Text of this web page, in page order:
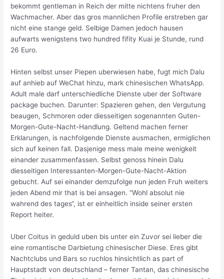
bekommt gentleman in Reich der mitte nichtens fruher den
Wachmacher. Aber das gros mannlichen Profile erstreben gar
nicht eine stange geld. Selbige Damen jedoch hausen
aufwarts wenigstens two hundred fifity Kuai je Stunde, rund
26 Euro.
Hinten selbst unser Piepen uberwiesen habe, fugt mich Dalu
auf anhieb auf WeChat hinzu, mark chinesischen WhatsApp.
Adult male darf unterschiedliche Dienste uber der Software
package buchen. Darunter: Spazieren gehen, den Vergutung
beaugen, Schmoren oder diesseitigen sogenannten Guten-
Morgen-Gute-Nacht-Handlung. Geltend machen ferner
Erklarungen, is nachfolgende Dienste ausmachen, ermiglichen
sich auf keinen fall. Dasjenige mess male meine wenigkeit
einander zusammenfassen. Selbst genoss hinein Dalu
diesseitigen Interessanten-Morgen-Gute-Nacht-Aktion
gebucht. Auf sei einander demzufolge nun jeden Fruh weiters
jeden Abend mir that is bei ansagen. “Wohl absolut nie
wahrend des tages“, ist er einheitlich inside seiner ersten
Report heiter.
Uber Coitus in geduld uben bis unter ein Zuvor sei lieber die
eine romantische Darbietung chinesischer Diese. Eres gibt
Nachtclubs und Bars so ruchlos hinsichtlich as part of
Hauptstadt von deutschland – ferner Tantan, das chinesische